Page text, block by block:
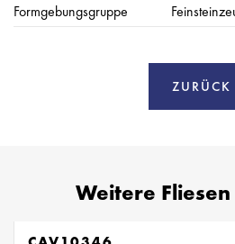
Formgebungsgruppe
ZURÜCK
Weitere